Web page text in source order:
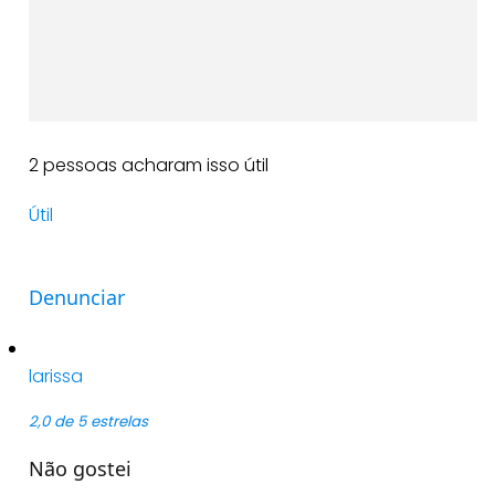
2 pessoas acharam isso útil
Útil
Denunciar
larissa
2,0 de 5 estrelas
Não gostei